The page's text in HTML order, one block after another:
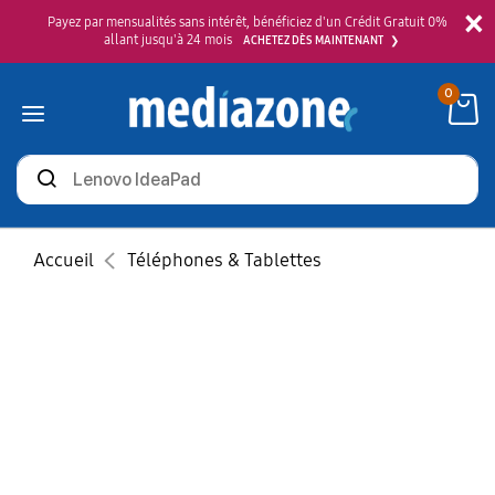
×
Payez par mensualités sans intérêt, bénéficiez d'un Crédit Gratuit 0%
allant jusqu'à 24 mois
ACHETEZ DÈS MAINTENANT
Rechercher
des
produits
0
Accueil Téléphones & Tablettes